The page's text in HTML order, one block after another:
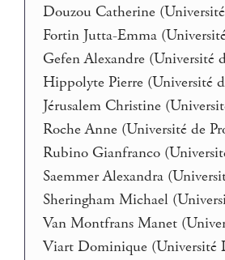
Douzou Catherine
Fortin Jutta-Emma
Gefen Alexandre (Université
Hippolyte Pierre (Université
Jérusalem Christine
Roche Anne (Université de
Rubino Gianfranco
Saemmer Alexandra
Sheringham Michael
Van Montfrans Manet
Viart Dominique (Université